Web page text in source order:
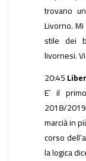
trovano
Livorno.
stile dei
livornesi.
20:45
E’ il
2018/
marcià in
corso
la logica